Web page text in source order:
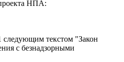
НПА:
следующим текстом "Закон
с безнадзорными